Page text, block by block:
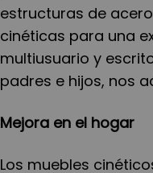
estructuras de
cinéticas para una
multiusuario y
padres e hijos, nos
Mejora en el hogar
Los muebles